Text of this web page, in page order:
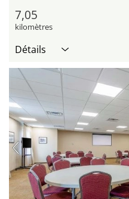
7,05
kilomètres
Détails